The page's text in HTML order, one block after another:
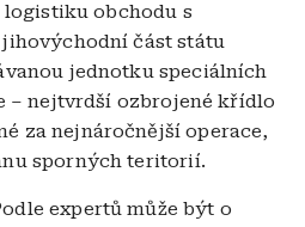
logistiku obchodu s
část státu
jednotku speciálních
– nejtvrdší ozbrojené křídlo
za nejnáročnější operace,
sporných teritorií.
expertů může být o